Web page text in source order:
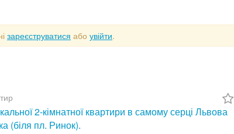
зареєструватися або увійти.
2-кімнатної квартири в самому серці Львова
(біля пл. Ринок).